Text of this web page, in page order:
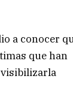
a conocer
que han
visibilizarla